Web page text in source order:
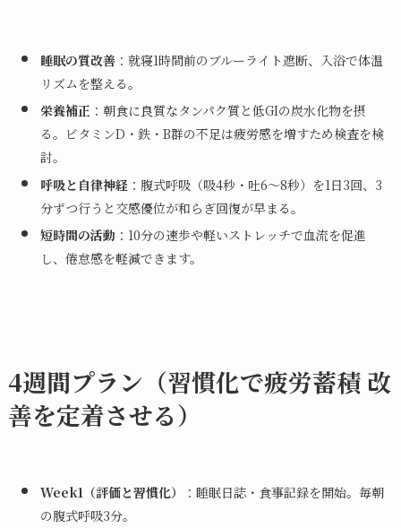
睡眠の質改善：就寝1時間前のブルーライト遮断、入浴で体温
リズムを整える。
栄養補正 ：朝食に良質なタンパク質と低GIの炭水化物を摂
る。ビタミンD・鉄・B群の不足は疲労感を増すため検査を検
討。
呼吸と自律神経：腹式呼吸（吸4秒・吐6〜8秒）を1日3回、3
分ずつ行うと交感優位が和らぎ回復が早まる。
短時間の活動 ：10分の速歩や軽いストレッチで血流を促進
し、倦怠感を軽減できます。
4週間プラン（習慣化で疲労蓄積 改
善を定着させる）
Week1（評価と習慣化）
：睡眠日誌・食事記録を開始。毎朝
の腹式呼吸3分。